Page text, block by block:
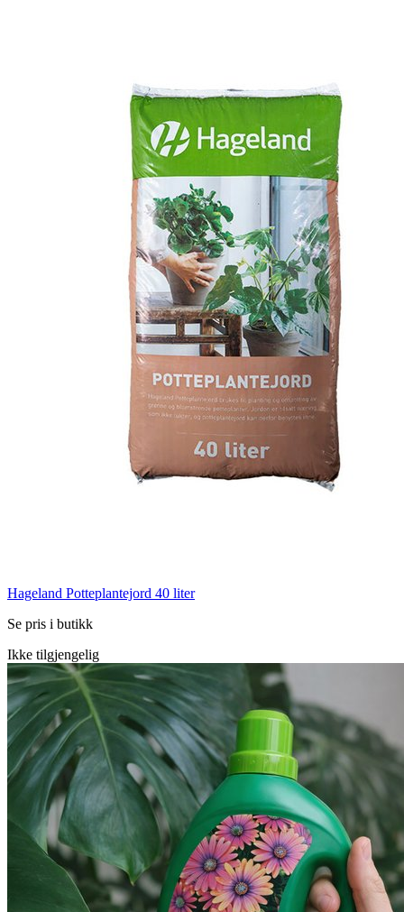
Hageland Potteplantejord 40 liter
Se pris i butikk
Ikke tilgjengelig